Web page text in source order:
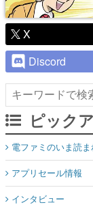
X
Discord
ピック
電ファミのいま読
アプリセール情報
インタビュー